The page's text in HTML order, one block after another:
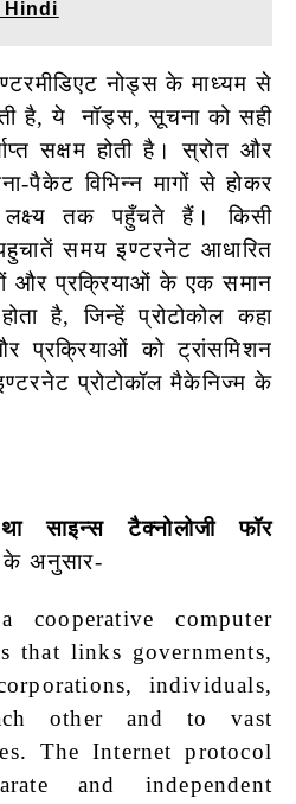
Hindi
नोड्स के माध्यम से
है, ये नॉड्स, सूचना को सही
सक्षम होती है। स्रोत और
पैकेट विभिन्न मागों से होकर
तक पहुँचते हैं। किसी
समय इण्टरनेट आधारित
और प्रक्रियाओं के एक समान
है, जिन्हें प्रोटोकोल कहा
प्रक्रियाओं को ट्रांसमिशन
प्रोटोकॉल मैकेनिज्म के
साइन्स टैक्नोलोजी फॉर
के अनुसार-
cooperative computer
that links governments,
individuals,
other and to vast
The Internet protocol
and independent